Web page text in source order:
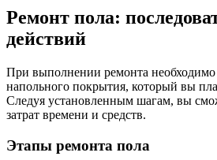
Ремонт пола:
действий
При выполнении ремонта необходимо
напольного покрытия, который вы
Следуя установленным шагам, вы
затрат времени и средств.
Этапы ремонта пола